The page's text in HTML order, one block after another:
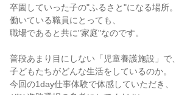
卒園していった子の"ふるさと"になる場所。
働いている職員にとっても、
職場であると共に"家庭"なのです。
普段あまり目にしない「児童養護施設」で、
子どもたちがどんな生活をしているのか。
今回の1day仕事体験で体感していただき、